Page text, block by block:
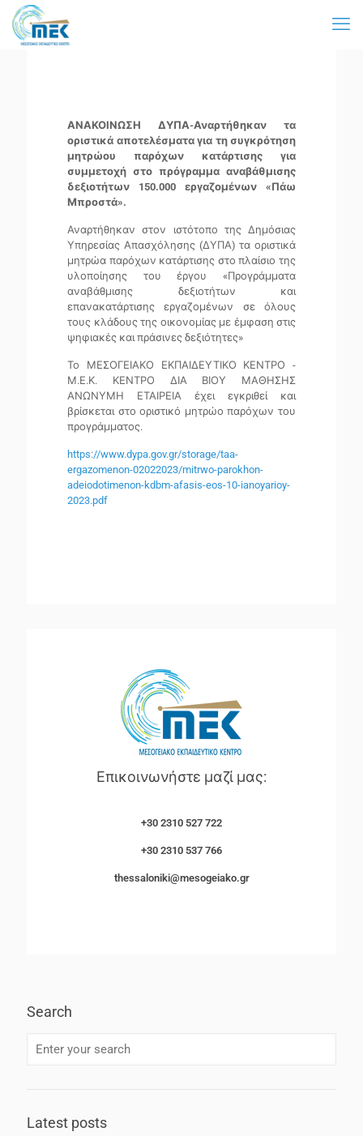
ΑΝΑΚΟΙΝΩΣΗ ΔΥΠΑ-Αναρτήθηκαν τα
οριστικά αποτελέσματα για τη συγκρότηση
μητρώου παρόχων κατάρτισης για
συμμετοχή στο πρόγραμμα αναβάθμισης
δεξιοτήτων 150.000 εργαζομένων «Πάω
Μπροστά».
Αναρτήθηκαν στον ιστότοπο της Δημόσιας
Υπηρεσίας Απασχόλησης (ΔΥΠΑ) τα οριστικά
μητρώα παρόχων κατάρτισης στο πλαίσιο της
υλοποίησης του έργου «Προγράμματα
αναβάθμισης δεξιοτήτων και
επανακατάρτισης εργαζομένων σε όλους
τους κλάδους της οικονομίας με έμφαση στις
ψηφιακές και πράσινες δεξιότητες»
Το ΜΕΣΟΓΕΙΑΚΟ ΕΚΠΑΙΔΕΥΤΙΚΟ ΚΕΝΤΡΟ -
Μ.Ε.Κ. ΚΕΝΤΡΟ ΔΙΑ ΒΙΟΥ ΜΑΘΗΣΗΣ
ΑΝΩΝΥΜΗ ΕΤΑΙΡΕΙΑ έχει εγκριθεί και
βρίσκεται στο οριστικό μητρώο παρόχων του
προγράμματος.
https://www.dypa.gov.gr/storage/taa-
ergazomenon-02022023/mitrwo-parokhon-
adeiodotimenon-kdbm-afasis-eos-10-ianoyarioy-
2023.pdf
Επικοινωνήστε μαζί μας:
+30 2310 527 722
+30 2310 537 766
thessaloniki@mesogeiako.gr
Search
Latest posts